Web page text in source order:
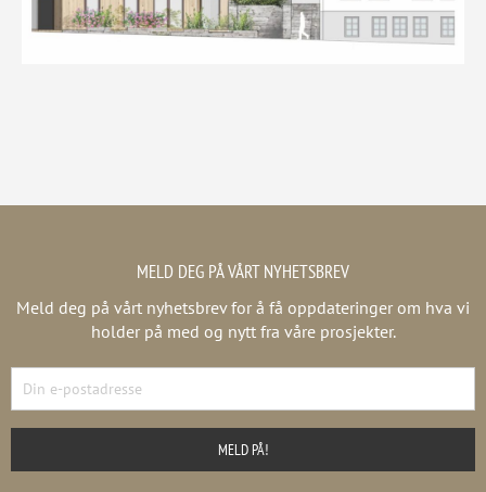
MELD DEG PÅ VÅRT NYHETSBREV
Meld deg på vårt nyhetsbrev for å få oppdateringer om hva vi
holder på med og nytt fra våre prosjekter.